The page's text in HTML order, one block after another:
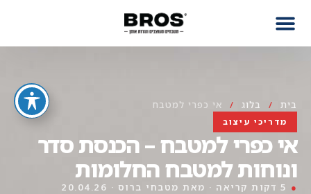
בית / בלוג / אי כפרי למטבח
מדריכי עיצוב
אי כפרי למטבח – הכנסת סדר
ונוחות למטבח החלומות
●